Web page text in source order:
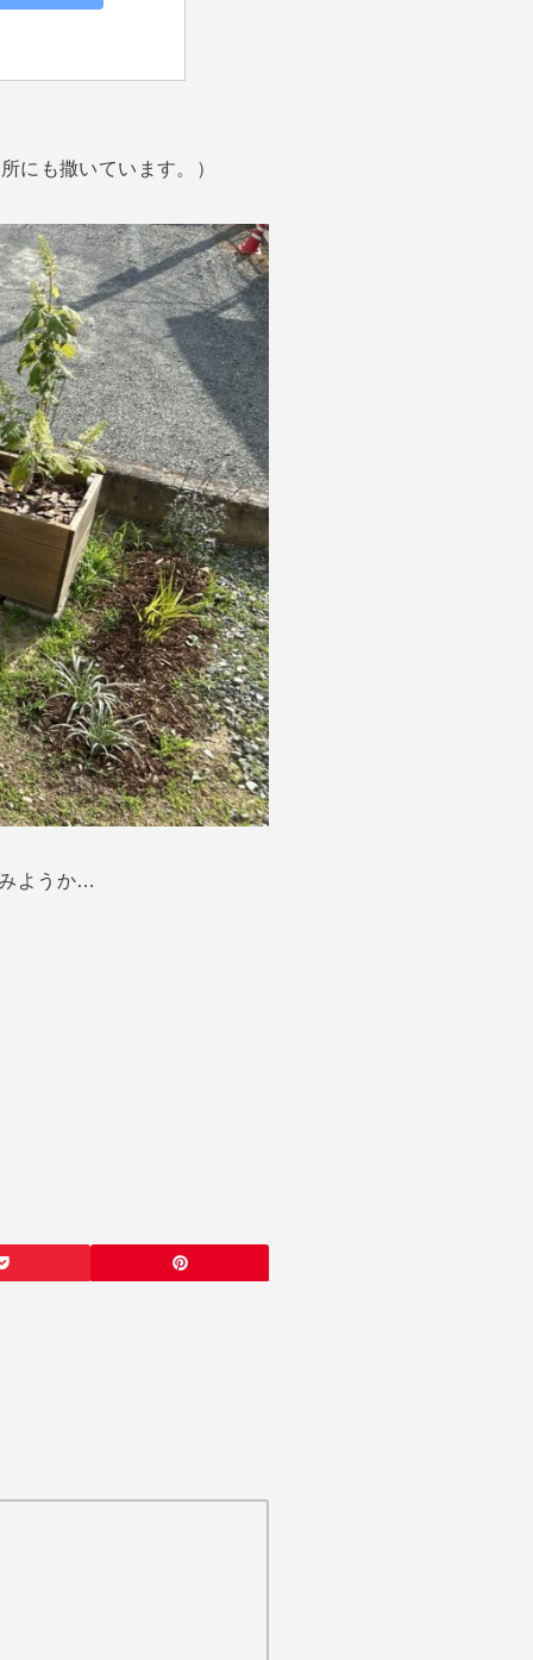
にも撒いています。）
ようか…